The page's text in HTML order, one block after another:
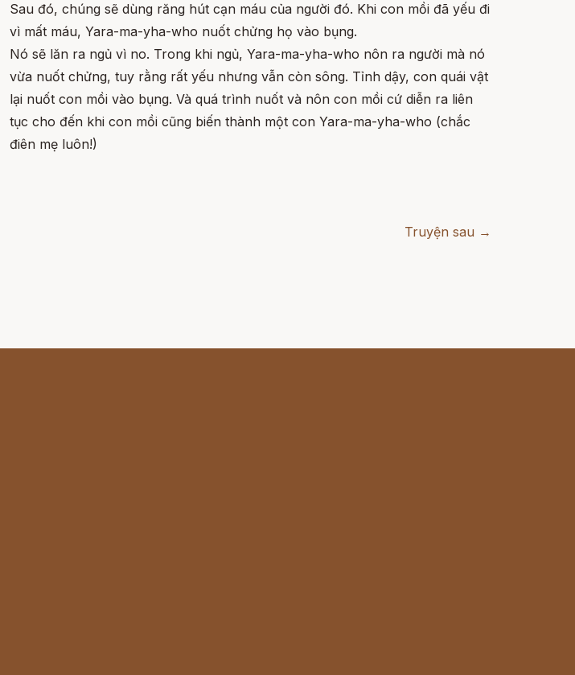
Sau đó, chúng sẽ dùng răng hút cạn máu của người đó. Khi con mồi đã yếu đi
vì mất máu, Yara-ma-yha-who nuốt chửng họ vào bụng.
Nó sẽ lăn ra ngủ vì no. Trong khi ngủ, Yara-ma-yha-who nôn ra người mà nó
vừa nuốt chửng, tuy rằng rất yếu nhưng vẫn còn sông. Tỉnh dậy, con quái vật
lại nuốt con mồi vào bụng. Và quá trình nuốt và nôn con mồi cứ diễn ra liên
tục cho đến khi con mồi cũng biến thành một con Yara-ma-yha-who (chắc
điên mẹ luôn!)
Truyện sau →